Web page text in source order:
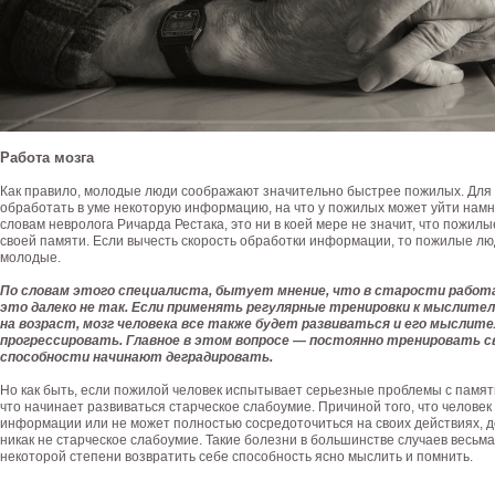
Работа мозга
Как правило, молодые люди соображают значительно быстрее пожилых. Для
обработать в уме некоторую информацию, на что у пожилых может уйти
словам невролога Ричарда Рестака, это ни в коей мере не значит, что
своей памяти. Если вычесть скорость обработки информации, то пожилые
молодые.
По словам этого специалиста, бытует мнение, что в старости
это далеко не так. Если применять регулярные тренировки к
на возраст, мозг человека все также будет развиваться и его
прогрессировать. Главное в этом вопросе — постоянно тренировать
способности начинают деградировать.
Но как быть, если пожилой человек испытывает серьезные проблемы с
что начинает развиваться старческое слабоумие. Причиной того, что
информации или не может полностью сосредоточиться на своих действиях,
никак не старческое слабоумие. Такие болезни в большинстве случаев
некоторой степени возвратить себе способность ясно мыслить и помнить.